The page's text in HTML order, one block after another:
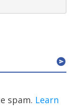
spam. Learn